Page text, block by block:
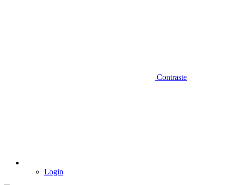
Contraste
Login